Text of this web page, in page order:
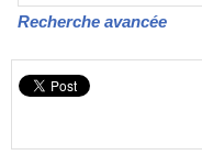
Recherche avancée